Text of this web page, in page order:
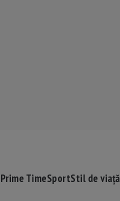
Prime TimeSportStil de viață